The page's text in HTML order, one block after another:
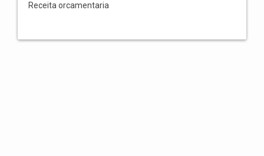
Receita orcamentaria